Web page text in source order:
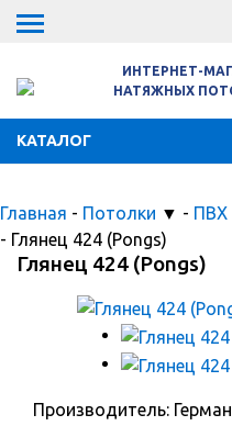
ИНТЕРНЕТ-
НАТЯЖНЫХ
КАТАЛОГ
Главная - Потолки ▼ - ПВХ
- Глянец 424 (Pongs)
Глянец 424 (Pongs)
Производитель: